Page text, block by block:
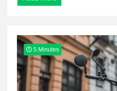
5 Minutes